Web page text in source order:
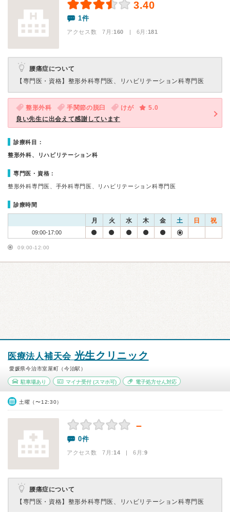
3.40
1件
アクセス数 7月:160 | 6月:181
腰痛症について
【専門医・資格】 整形外科専門医、リハビリテーション科専門医
整形外科 手関節の脱臼 けが
5.0
良い先生に出会えて感謝しています
診療科目：
整形外科、リハビリテーション科
専門医・資格：
整形外科専門医、手外科専門医、リハビリテーション科専門医
診療時間
月 火 水 木 金 土 日 祝
09:00-17:00
09:00-12:00
医療法人補天会 光生クリニック
愛媛県今治市室屋町（今治駅）
駐車場あり マイナ受付(スマホ可) 電子処方せん対応
土曜（〜12:30）
－
0件
アクセス数 7月:14 | 6月:9
腰痛症について
【専門医・資格】 整形外科専門医、リハビリテーション科専門医